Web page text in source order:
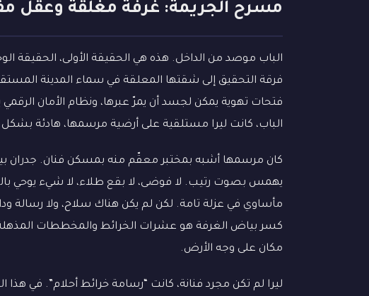
مسرح الجريمة: غرفة مغلقة وعقل
الباب موصد من الداخل. هذه هي الحقيقة الأولى، الحقيقة
فرقة التحقيق إلى شقتها المعلقة في سماء المدينة
الباب، كانت ليرا مستلقية على أرضية مرسمها، هادئة بشكل
كان مرسمها أشبه بمختبر معقّم منه بمسكن فنان. جدران
يهمس بصوت رتيب. لا فوضى، لا بقع طلاء، لا شيء يوحي
مأساوي في عزلة تامة. لكن لم يكن هناك سلاح، ولا رسالة
كسر بياض الغرفة هو عشرات الخرائط والمخططات المذهلة
مكان على وجه الأرض.
ليرا لم تكن مجرد فنانة، كانت “رسامة خرائط أحلام”. في